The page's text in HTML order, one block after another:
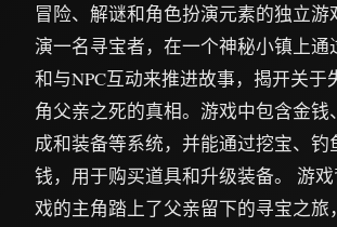
冒险、解谜和角色扮演元素的独立游
演一名寻宝者，在一个神秘小镇上通
和与NPC互动来推进故事，揭开关于
角父亲之死的真相。游戏中包含金钱
成和装备等系统，并能通过挖宝、钓
钱，用于购买道具和升级装备。 游
戏的主角踏上了父亲留下的寻宝之旅